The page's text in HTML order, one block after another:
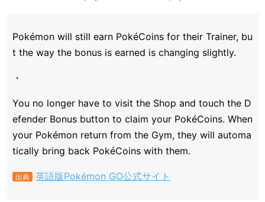
Pokémon will still earn PokéCoins for their Trainer, bu
t the way the bonus is earned is changing slightly.
・
You no longer have to visit the Shop and touch the D
efender Bonus button to claim your PokéCoins. When
your Pokémon return from the Gym, they will automa
tically bring back PokéCoins with them.
出典 英語版Pokémon GO公式サイト